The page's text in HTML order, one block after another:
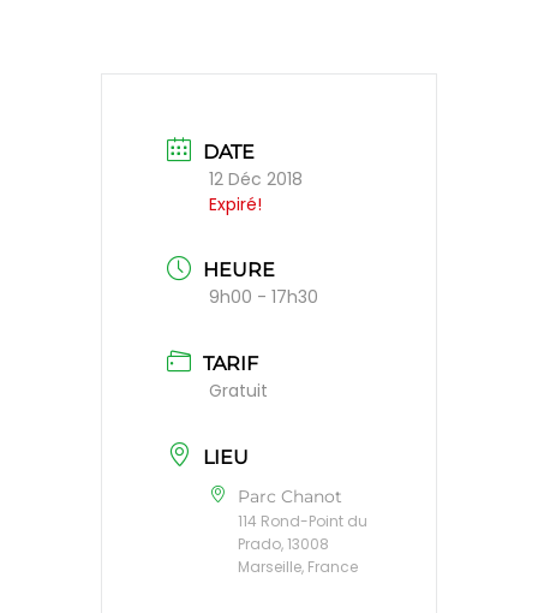
DATE
12 Déc 2018
Expiré!
HEURE
9h00 - 17h30
TARIF
Gratuit
LIEU
Parc Chanot
114 Rond-Point du
Prado, 13008
Marseille, France